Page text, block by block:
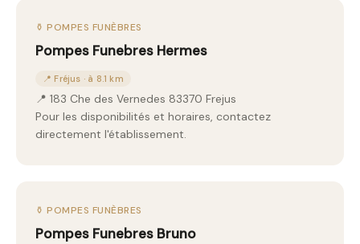
⚱️ POMPES FUNÈBRES
Pompes Funebres Hermes
📍 Fréjus · à 8.1 km
📍 183 Che des Vernedes 83370 Frejus
Pour les disponibilités et horaires, contactez
directement l'établissement.
⚱️ POMPES FUNÈBRES
Pompes Funebres Bruno